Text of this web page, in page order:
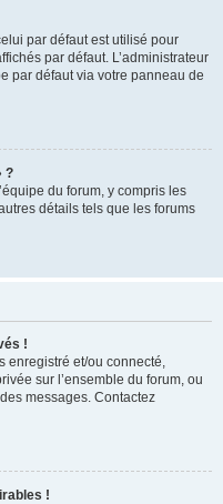
par défaut est utilisé pour
par défaut. L’administrateur
par défaut via votre panneau de
?
du forum, y compris les
détails tels que les forums
!
enregistré et/ou connecté,
sur l’ensemble du forum, ou
messages. Contactez
!